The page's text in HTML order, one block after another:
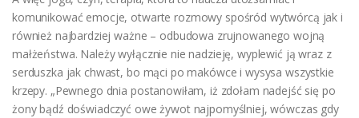
komunikować emocje, otwarte rozmowy spośród wytwórcą jak i
również najbardziej ważne – odbudowa zrujnowanego wojną
małżeństwa. Należy wyłącznie nie nadzieję, wyplewić ją wraz z
serduszka jak chwast, bo mąci po makówce i wysysa wszystkie
krzepy. „Pewnego dnia postanowiłam, iż zdołam nadejść się po
żony bądź doświadczyć owe żywot najpomyślniej, wówczas gdy